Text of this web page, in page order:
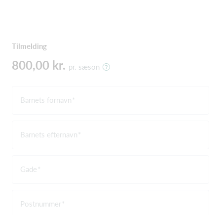
Tilmelding
800,00 kr. pr. sæson
Barnets fornavn
Barnets efternavn
Gade
Postnummer